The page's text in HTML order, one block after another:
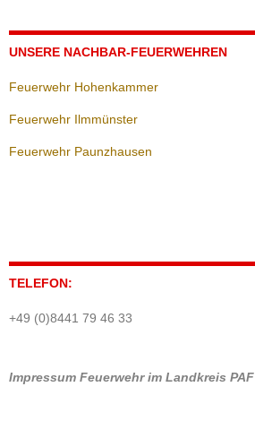
UNSERE NACHBAR-FEUERWEHREN
Feuerwehr Hohenkammer
Feuerwehr Ilmmünster
Feuerwehr Paunzhausen
TELEFON:
+49 (0)8441 79 46 33
Impressum Feuerwehr im Landkreis PAF